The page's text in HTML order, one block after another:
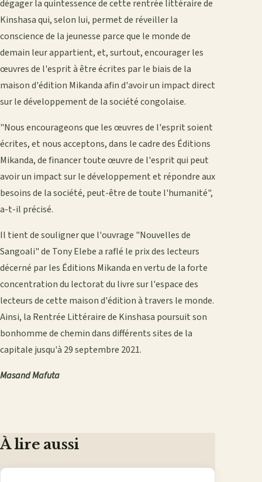
dégager la quintessence de cette rentrée littéraire de
Kinshasa qui, selon lui, permet de réveiller la
conscience de la jeunesse parce que le monde de
demain leur appartient, et, surtout, encourager les
œuvres de l'esprit à être écrites par le biais de la
maison d'édition Mikanda afin d'avoir un impact direct
sur le développement de la société congolaise.
"Nous encourageons que les œuvres de l'esprit soient
écrites, et nous acceptons, dans le cadre des Éditions
Mikanda, de financer toute œuvre de l'esprit qui peut
avoir un impact sur le développement et répondre aux
besoins de la société, peut-être de toute l'humanité",
a-t-il précisé.
Il tient de souligner que l'ouvrage "Nouvelles de
Sangoali" de Tony Elebe a raflé le prix des lecteurs
décerné par les Éditions Mikanda en vertu de la forte
concentration du lectorat du livre sur l'espace des
lecteurs de cette maison d'édition à travers le monde.
Ainsi, la Rentrée Littéraire de Kinshasa poursuit son
bonhomme de chemin dans différents sites de la
capitale jusqu'à 29 septembre 2021.
Masand Mafuta
À lire aussi